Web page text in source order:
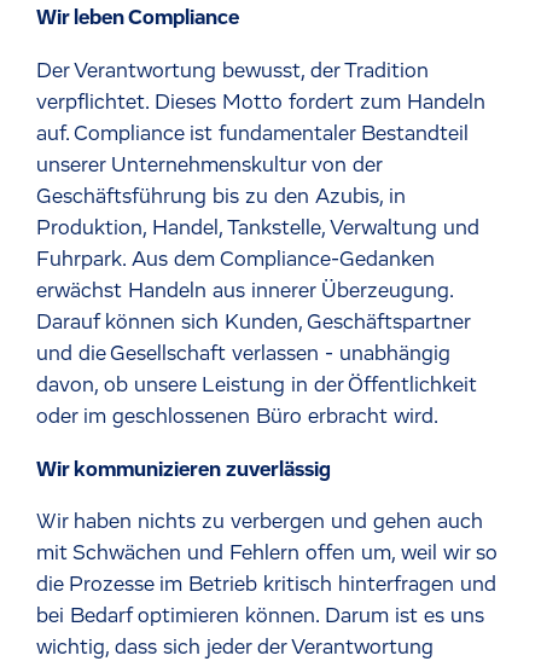
Wir leben Compliance
Der Verantwortung bewusst, der Tradition
verpflichtet. Dieses Motto fordert zum Handeln
auf. Compliance ist fundamentaler Bestandteil
unserer Unternehmenskultur von der
Geschäftsführung bis zu den Azubis, in
Produktion, Handel, Tankstelle, Verwaltung und
Fuhrpark. Aus dem Compliance-Gedanken
erwächst Handeln aus innerer Überzeugung.
Darauf können sich Kunden, Geschäftspartner
und die Gesellschaft verlassen - unabhängig
davon, ob unsere Leistung in der Öffentlichkeit
oder im geschlossenen Büro erbracht wird.
Wir kommunizieren zuverlässig
Wir haben nichts zu verbergen und gehen auch
mit Schwächen und Fehlern offen um, weil wir so
die Prozesse im Betrieb kritisch hinterfragen und
bei Bedarf optimieren können. Darum ist es uns
wichtig, dass sich jeder der Verantwortung